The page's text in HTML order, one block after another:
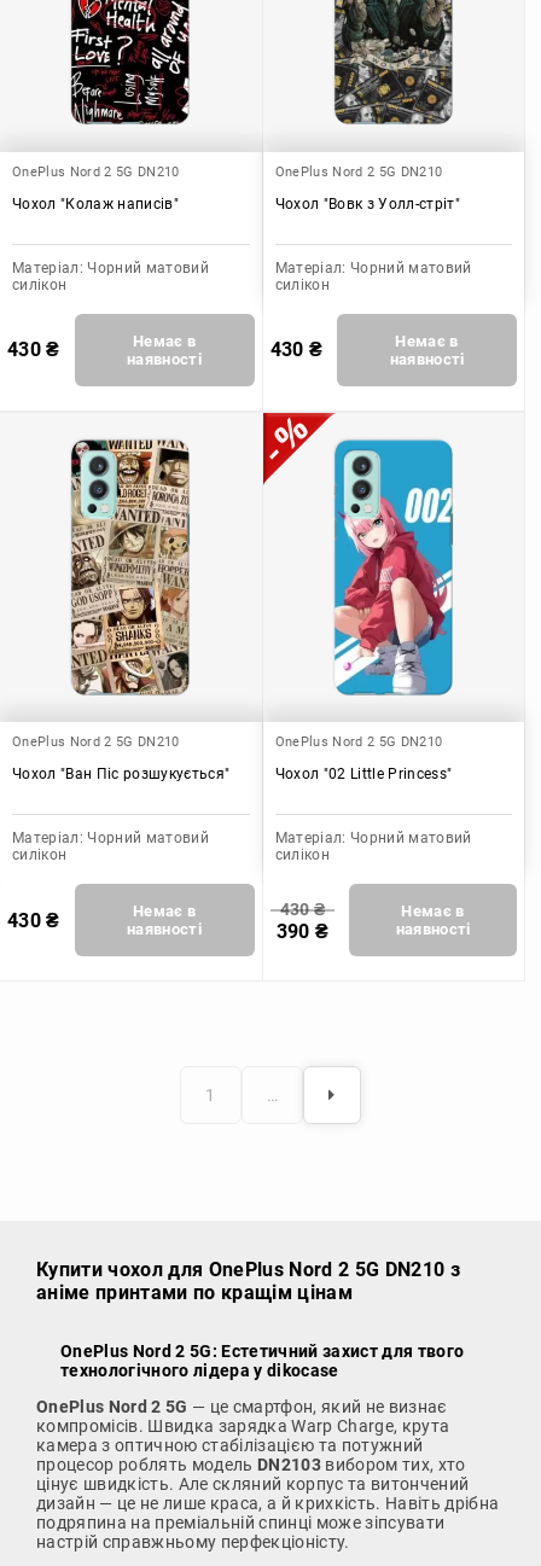
OnePlus Nord 2 5G DN210
Чохол "Колаж написів"
Матеріал: Чорний матовий
силікон
430₴
Немає в
наявності
OnePlus Nord 2 5G DN210
Чохол "Вовк з Уолл-стріт"
Матеріал: Чорний матовий
силікон
430 ₴
Немає в
наявності
OnePlus Nord 2 5G DN210
Чохол "Ван Піс розшукується"
Матеріал: Чорний матовий
силікон
430₴
Немає в
наявності
OnePlus Nord 2 5G DN210
Чохол "02 Little Princess"
Матеріал: Чорний матовий
силікон
430₴
390 ₴
Немає в
наявності
1 …
Купити чохол для OnePlus Nord 2 5G DN210 з
аніме принтами по кращім цінам
OnePlus Nord 2 5G: Естетичний захист для твого
технологічного лідера у dikocase
OnePlus Nord 2 5G — це смартфон, який не визнає
компромісів. Швидка зарядка Warp Charge, крута
камера з оптичною стабілізацією та потужний
процесор роблять модель DN2103 вибором тих, хто
цінує швидкість. Але скляний корпус та витончений
дизайн — це не лише краса, а й крихкість. Навіть дрібна
подряпина на преміальній спинці може зіпсувати
настрій справжньому перфекціоністу.